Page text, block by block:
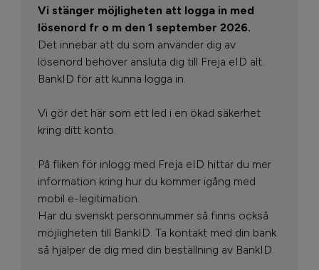
Vi stänger möjligheten att logga in med
lösenord fr o m den 1 september 2026.
Det innebär att du som använder dig av
lösenord behöver ansluta dig till Freja eID alt.
BankID för att kunna logga in.
Vi gör det här som ett led i en ökad säkerhet
kring ditt konto.
På fliken för inlogg med Freja eID hittar du mer
information kring hur du kommer igång med
mobil e-legitimation.
Har du svenskt personnummer så finns också
möjligheten till BankID. Ta kontakt med din bank
så hjälper de dig med din beställning av BankID.